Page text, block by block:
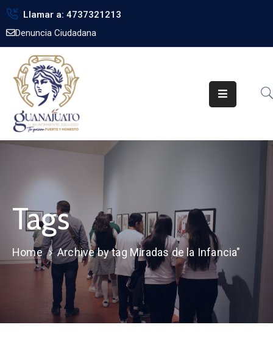
Llamar a: 4737321213
Denuncia Ciudadana
Inicio
Gobierno
Trámites
Noticias
Pública
Biblioteca
Tags
Home Archive by tag Miradas de la Infancia"